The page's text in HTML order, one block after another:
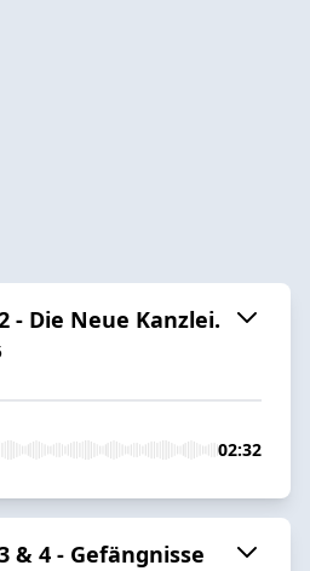
- Die Neue Kanzlei.
02:32
& 4 - Gefängnisse